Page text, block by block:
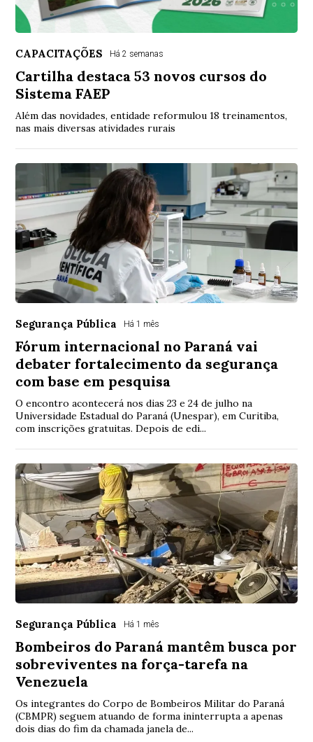
CAPACITAÇÕES Há 2 semanas
Cartilha destaca 53 novos cursos do
Sistema FAEP
Além das novidades, entidade reformulou 18 treinamentos,
nas mais diversas atividades rurais
Segurança Pública Há 1 mês
Fórum internacional no Paraná vai
debater fortalecimento da segurança
com base em pesquisa
O encontro acontecerá nos dias 23 e 24 de julho na
Universidade Estadual do Paraná (Unespar), em Curitiba,
com inscrições gratuitas. Depois de edi...
Segurança Pública Há 1 mês
Bombeiros do Paraná mantêm busca por
sobreviventes na força-tarefa na
Venezuela
Os integrantes do Corpo de Bombeiros Militar do Paraná
(CBMPR) seguem atuando de forma ininterrupta a apenas
dois dias do fim da chamada janela de...